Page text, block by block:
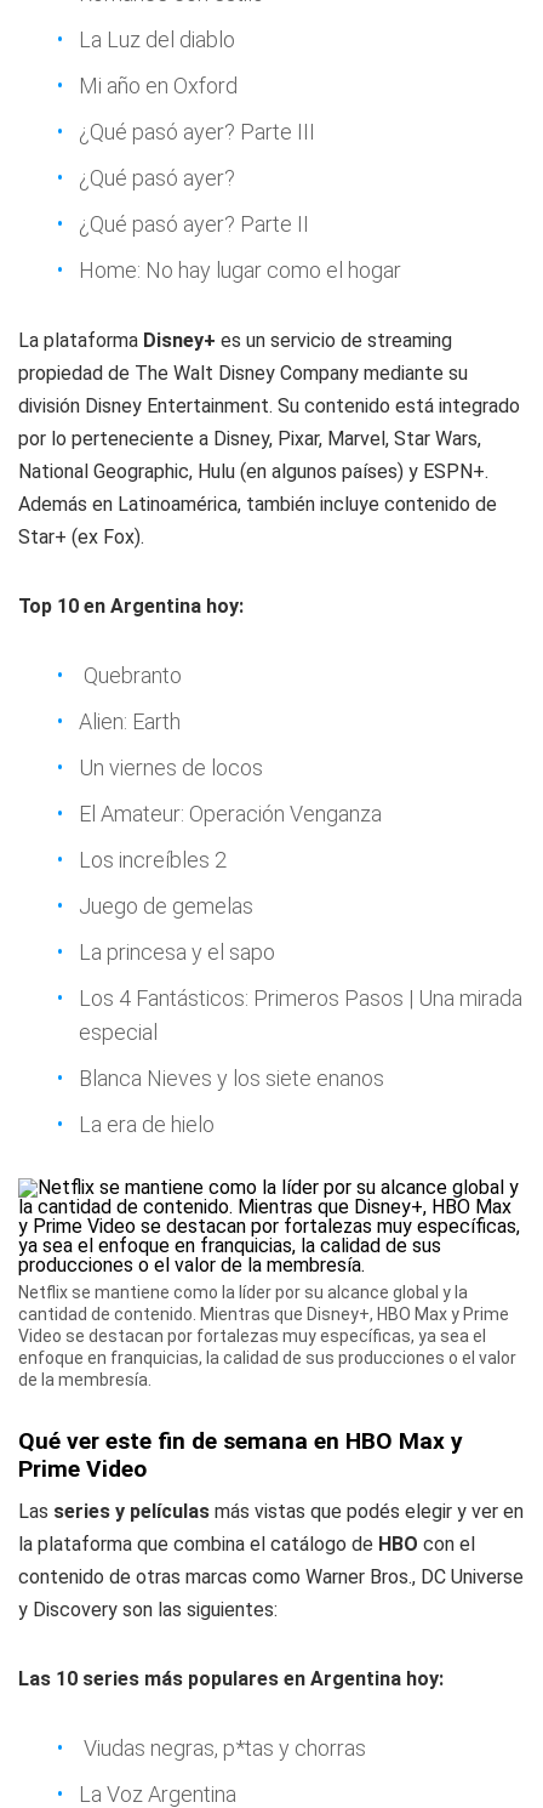
La Luz del diablo
Mi año en Oxford
¿Qué pasó ayer? Parte III
¿Qué pasó ayer?
¿Qué pasó ayer? Parte II
Home: No hay lugar como el hogar
La plataforma Disney+ es un servicio de streaming
propiedad de The Walt Disney Company mediante su
división Disney Entertainment. Su contenido está integrado
por lo perteneciente a Disney, Pixar, Marvel, Star Wars,
National Geographic, Hulu (en algunos países) y ESPN+.
Además en Latinoamérica, también incluye contenido de
Star+ (ex Fox).
Top 10 en Argentina hoy:
Quebranto
Alien: Earth
Un viernes de locos
El Amateur: Operación Venganza
Los increíbles 2
Juego de gemelas
La princesa y el sapo
Los 4 Fantásticos: Primeros Pasos | Una mirada
especial
Blanca Nieves y los siete enanos
La era de hielo
Netflix se mantiene como la líder por su alcance global y la
cantidad de contenido. Mientras que Disney+, HBO Max y Prime
Video se destacan por fortalezas muy específicas, ya sea el
enfoque en franquicias, la calidad de sus producciones o el valor
de la membresía.
Qué ver este fin de semana en HBO Max y
Prime Video
Las series y películas más vistas que podés elegir y ver en
la plataforma que combina el catálogo de HBO con el
contenido de otras marcas como Warner Bros., DC Universe
y Discovery son las siguientes:
Las 10 series más populares en Argentina hoy:
Viudas negras, p*tas y chorras
La Voz Argentina